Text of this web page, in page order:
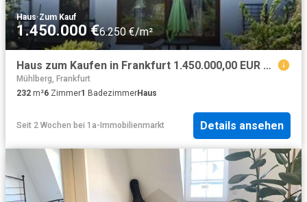
Haus·Zum Kauf
1.450.000 €6.250 €/m²
Haus zum Kaufen in Frankfurt 1.450.000,00 EUR 232 m²
Mühlberg, Frankfurt
232 m²6 Zimmer1 BadezimmerHaus
Seit 2 Wochen bei 1a-Immobilienmarkt Details ansehen